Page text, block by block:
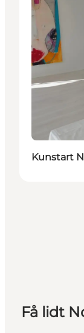
Kunstart
Få lidt